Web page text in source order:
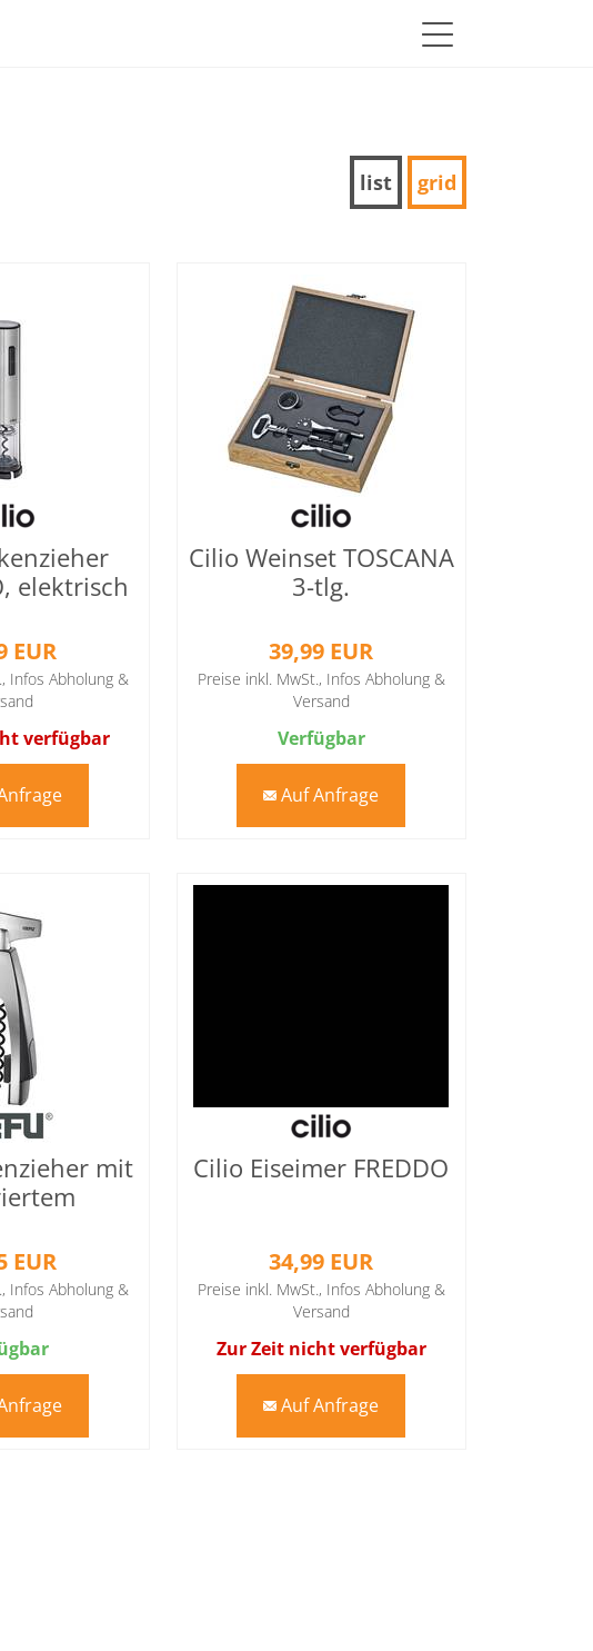
list grid
elektrisch
EUR
Infos Abholung &
verfügbar
Cilio Weinset TOSCANA
3-tlg.
39,99 EUR
Preise inkl. MwSt., Infos Abholung &
Versand
Verfügbar
mail Auf Anfrage
mit
EUR
Infos Abholung &
Cilio Eiseimer FREDDO
34,99 EUR
Preise inkl. MwSt., Infos Abholung &
Versand
Zur Zeit nicht verfügbar
mail Auf Anfrage